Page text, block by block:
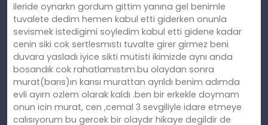
ileride oynarkn gordum gittim yanına gel benimle
tuvalete dedim hemen kabul etti giderken onunla
sevismek istedigimi soyledim kabul etti gidene kadar
cenin siki cok sertlesmıstı tuvalte girer girmez beni
duvara yasladı iyice sikti mutisti ikimizde aynı anda
bosandık cok rahatlamıstım.bu olaydan sonra
murat(barıs)ın karısı murattan ayrıldı benim adımda
evli ayırn ozlem olarak kaldı .ben bir erkekle doymam
onun icin murat, cen ,cemal 3 sevgiliyle idare etmeye
calısıyorum bu gercek bir olaydır hikaye degildir de